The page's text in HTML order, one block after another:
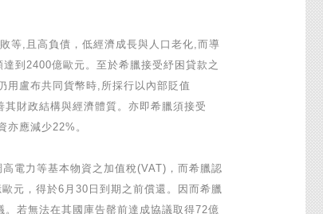
,且高負債，低經濟成長與人口老化,而導
到2400億歐元。至於希臘接受紓困貸款之
用盧布共同貨幣時,所採行以內部貶值
財政結構與經濟體質。亦即希臘須接受
應減少22%。
電力等基本物資之加值稅(VAT)，而希臘認
元，得於6月30日到期之前償還。因而希臘
若無法在其國庫告罄前達成協議取得72億